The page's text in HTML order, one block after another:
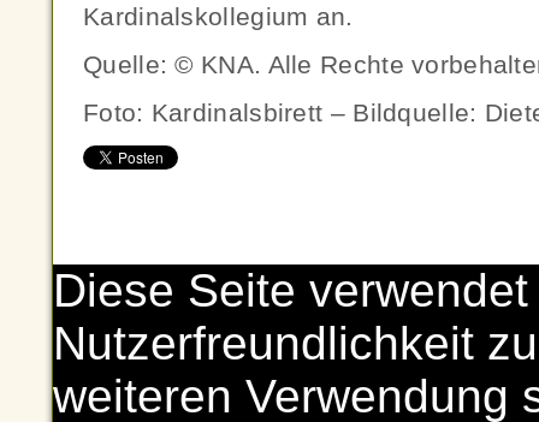
Kardinalskollegium an.
Quelle: © KNA. Alle Rechte
Foto: Kardinalsbirett – Bildquelle:
Diese Seite
Nutzerfreundlichkeit
weiteren Verwendung